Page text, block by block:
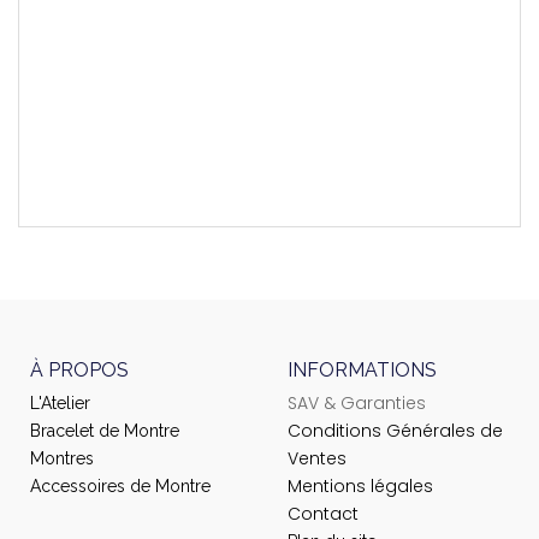
À PROPOS
L'Atelier
Bracelet de Montre
Montres
Accessoires de Montre
INFORMATIONS
SAV & Garanties
Conditions Générales de
Ventes
Mentions légales
Contact